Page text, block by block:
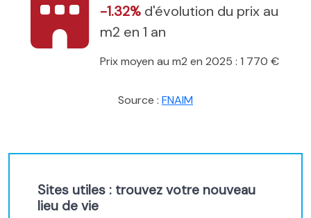
-1.32% d'évolution du prix au
m2 en 1 an
Prix moyen au m2 en 2025 : 1 770 €
Source : FNAIM
Sites utiles : trouvez votre nouveau
lieu de vie